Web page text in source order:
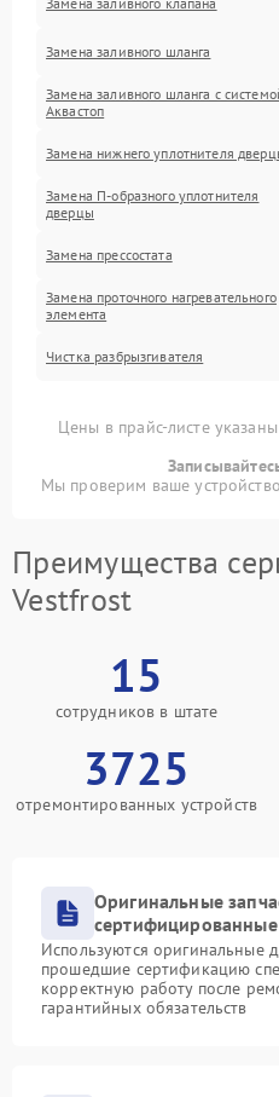
Замена заливного шланга
Замена заливного шланга с
Аквастоп
Замена нижнего уплотнителя
Замена П-образного уплотнителя
дверцы
Замена прессостата
Замена проточного нагревательного
элемента
Чистка разбрызгивателя
Цены в прайс-листе
Мы проверим ваше
Преимущества
Vestfrost
15
сотрудников в штате
3725
отремонтированных устройств
Оригинальные
Используются оригинальные
прошедшие сертификацию
корректную работу после
гарантийных обязательств